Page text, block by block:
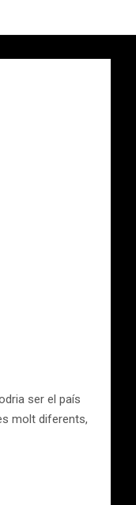
ser el país
molt diferents,